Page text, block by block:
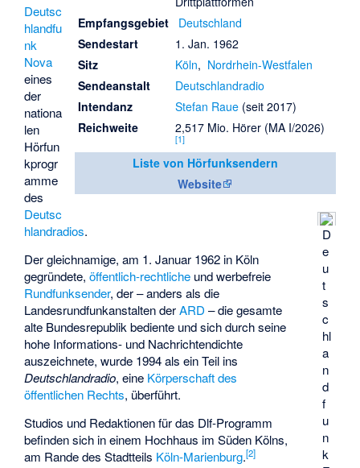
Empfangsgebiet
Deutschland
Sendestart
1. Jan. 1962
Sitz
Köln, Nordrhein-Westfalen
Sendeanstalt
Deutschlandradio
Intendanz
Stefan Raue(seit 2017)
Reichweite
2,517 Mio. Hörer (MA I/2026)
[1]
Liste von Hörfunksendern
Website
D
e
u
t
s
c
hl
a
n
d
f
u
n
k
Deutsc
hlandfu
nk
Nova
eines
der
nationa
len
Hörfun
kprogr
amme
des
Deutsc
hlandradios.
Der gleichnamige, am 1. Januar 1962 in Köln
gegründete,öffentlich-rechtliche und werbefreie
Rundfunksender, der – anders als die
Landesrundfunkanstalten derARD – die gesamte
alte Bundesrepublik bediente und sich durch seine
hohe Informations- und Nachrichtendichte
auszeichnete, wurde 1994 als ein Teil ins
Deutschlandradio, eine Körperschaft des
öffentlichen Rechts, überführt.
Studios und Redaktionen für das Dlf-Programm
befinden sich in einem Hochhaus im Süden Kölns,
am Rande des Stadtteils Köln-Marienburg.[2]